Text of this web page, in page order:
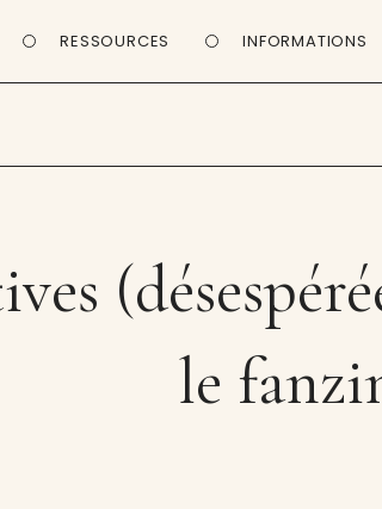
RESSOURCES INFORMATIONS
le